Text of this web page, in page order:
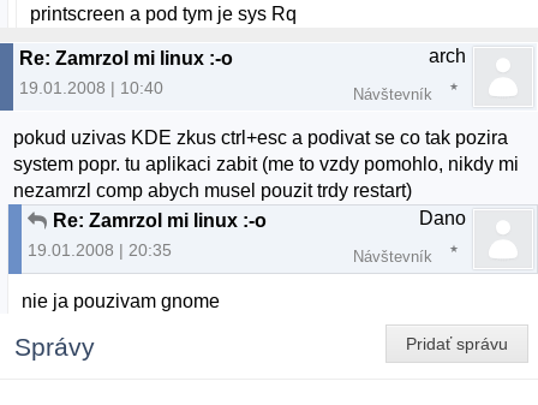
printscreen a pod tym je sys Rq
Re: Zamrzol mi linux :-o
19.01.2008 | 10:40
arch
Návštevník
pokud uzivas KDE zkus ctrl+esc a podivat se co tak pozira
system popr. tu aplikaci zabit (me to vzdy pomohlo, nikdy mi
nezamrzl comp abych musel pouzit trdy restart)
Re: Zamrzol mi linux :-o
19.01.2008 | 20:35
Dano
Návštevník
nie ja pouzivam gnome
Pridať správu
Správy